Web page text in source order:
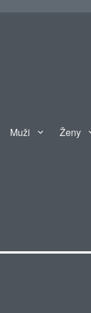
Muži Ženy